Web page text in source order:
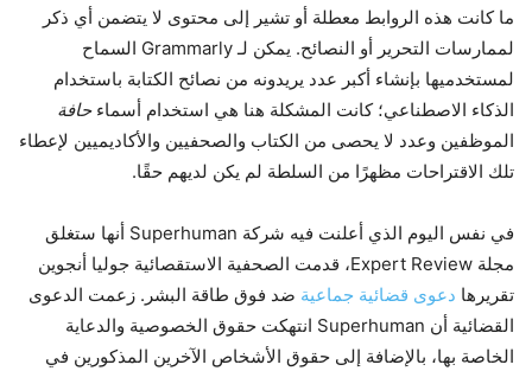
ما كانت هذه الروابط معطلة أو تشير إلى محتوى لا يتضمن أي ذكر
لممارسات التحرير أو النصائح. يمكن لـ Grammarly السماح
لمستخدميها بإنشاء أكبر عدد يريدونه من نصائح الكتابة باستخدام
الذكاء الاصطناعي؛ كانت المشكلة هنا هي استخدام أسماءحافة
الموظفين وعدد لا يحصى من الكتاب والصحفيين والأكاديميين لإعطاء
تلك الاقتراحات مظهرًا من السلطة لم يكن لديهم حقًا.
في نفس اليوم الذي أعلنت فيه شركة Superhuman أنها ستغلق
مجلة Expert Review، قدمت الصحفية الاستقصائية جوليا أنجوين
تقريرها دعوى قضائية جماعية ضد فوق طاقة البشر. زعمت الدعوى
القضائية أن Superhuman انتهكت حقوق الخصوصية والدعاية
الخاصة بها، بالإضافة إلى حقوق الأشخاص الآخرين المذكورين في